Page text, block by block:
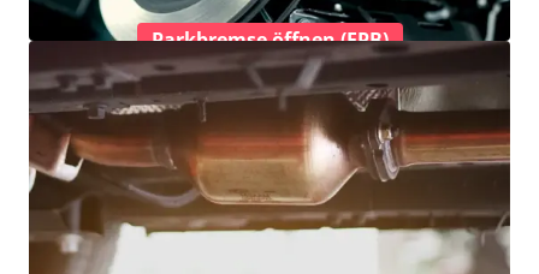
Parkbremse öffnen (EPB)